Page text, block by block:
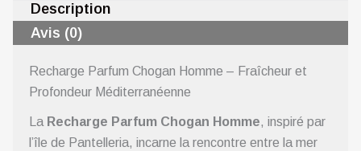
Description
Avis (0)
Recharge Parfum Chogan Homme – Fraîcheur et
Profondeur Méditerranéenne
La Recharge Parfum Chogan Homme, inspiré par
l’île de Pantelleria, incarne la rencontre entre la mer